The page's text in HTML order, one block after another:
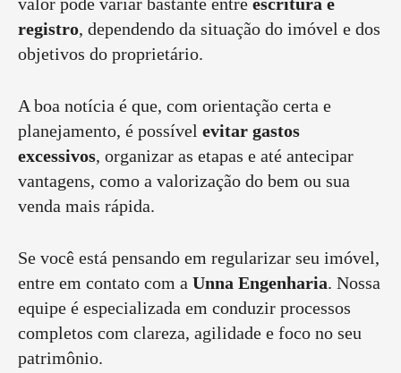
registro, dependendo da situação do imóvel e dos
objetivos do proprietário.
A boa notícia é que, com orientação certa e
planejamento, é possível evitar gastos
excessivos, organizar as etapas e até antecipar
vantagens, como a valorização do bem ou sua
venda mais rápida.
Se você está pensando em regularizar seu imóvel,
entre em contato com a Unna Engenharia. Nossa
equipe é especializada em conduzir processos
completos com clareza, agilidade e foco no seu
patrimônio.